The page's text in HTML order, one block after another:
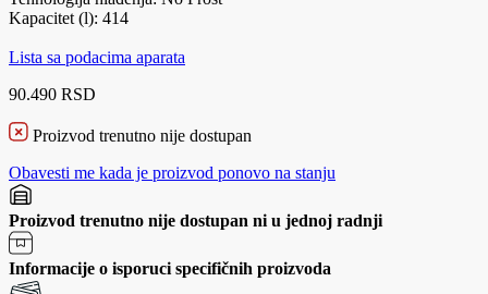
Kapacitet (l): 414
Lista sa podacima aparata
90.490 RSD
Proizvod trenutno nije dostupan
Obavesti me kada je proizvod ponovo na stanju
Proizvod trenutno nije dostupan ni u jednoj radnji
Informacije o isporuci specifičnih proizvoda